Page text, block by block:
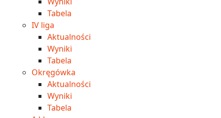
Tabela
IV liga
Aktualności
Wyniki
Tabela
Okręgówka
Aktualności
Wyniki
Tabela